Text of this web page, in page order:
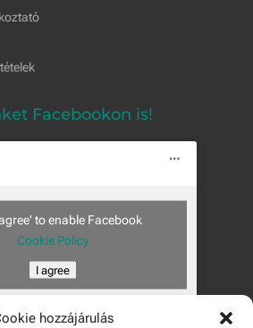
hozzájárulás
Facebookon is!
to enable Facebook
Cookie Policy
I agree